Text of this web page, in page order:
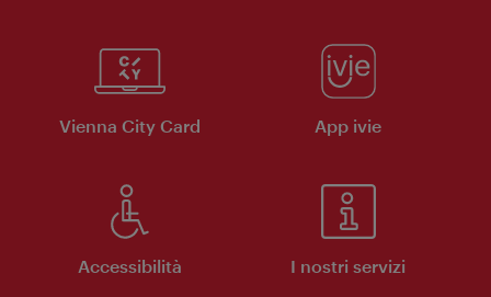
Vienna City Card App ivie
Accessibilità I nostri servizi